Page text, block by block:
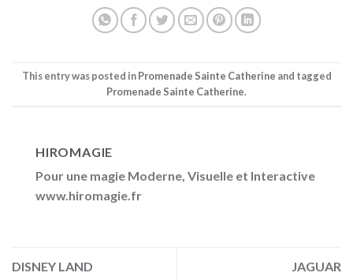
This entry was posted inPromenade Sainte Catherine and tagged
Promenade Sainte Catherine.
HIROMAGIE
Pour une magie Moderne, Visuelle et Interactive
www.hiromagie.fr
DISNEY LAND JAGUAR